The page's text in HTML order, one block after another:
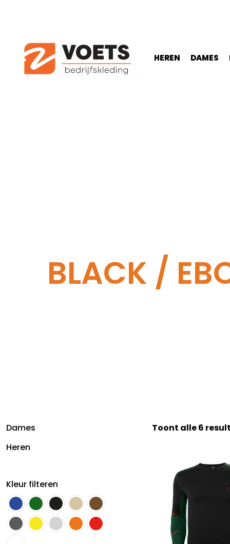
HEREN DAMES
BLACK /
Dames
Heren
Kleur filteren
Toont alle 6